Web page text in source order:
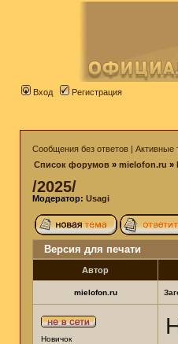
Вход Регистрация
Сообщения без ответов | Активные
Список форумов » mielofon.ru »
/2025/
Модератор: Usagi
Версия для печати
Автор
mielofon.ru
Новичок